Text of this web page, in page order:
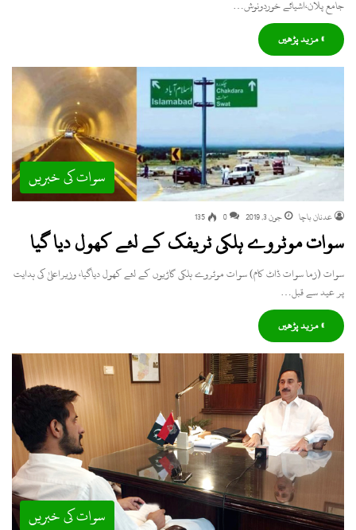
جامع پلان،اشیائے خوردونوش…
» مزید پڑھیں
سوات کی خبریں
عدنان باچا جون 3, 2019 0
135
سوات موٹروے ہلکی ٹریفک کے لئے کھول دیا گیا
سوات (زما سوات ڈاٹ کام) سوات موٹروے ہلکی گاڑیوں کے لئے کھول دیاگیا، وزیراعلیٰ کی ہدایت
پر عید سے قبل…
» مزید پڑھیں
سوات کی خبریں